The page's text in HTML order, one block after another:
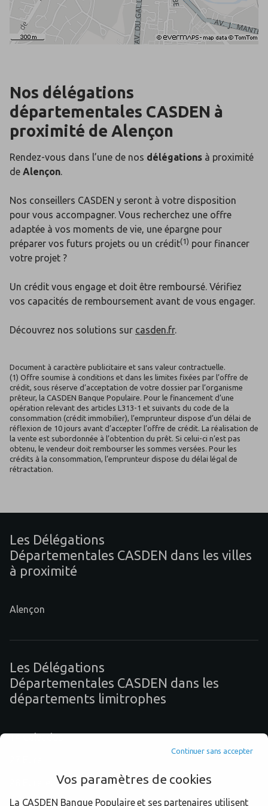
Nos délégations
départementales CASDEN à
proximité de Alençon
Rendez-vous dans l’une de nos délégations à proximité
de Alençon.
Nos conseillers CASDEN y seront à votre disposition
pour vous accompagner. Vous recherchez une offre
adaptée à vos moments de vie, une épargne pour
préparer vos futurs projets ou un crédit(1) pour financer
votre projet ?
Un crédit vous engage et doit être remboursé. Vérifiez
vos capacités de remboursement avant de vous engager.
Découvrez nos solutions sur casden.fr.
Document à caractère publicitaire et sans valeur contractuelle.
(1) Offre soumise à conditions et dans les limites fixées par l’offre de
crédit, sous réserve d’acceptation de votre dossier par l’organisme
prêteur, la CASDEN Banque Populaire. Pour le financement d’une
opération relevant des articles L313-1 et suivants du code de la
consommation (crédit immobilier), l’emprunteur dispose d’un délai de
réflexion de 10 jours avant d’accepter l’offre de crédit. La réalisation de
la vente est subordonnée à l’obtention du prêt. Si celui-ci n’est pas
obtenu, le vendeur doit rembourser les sommes versées. Pour les
crédits à la consommation, l’emprunteur dispose du délai légal de
rétractation.
Les Délégations
Départementales CASDEN dans les villes
à proximité
Alençon
Les Délégations
Départementales CASDEN dans les
départements limitrophes
14 Calvados
28 Eure-et-Loir
Continuer sans accepter
Vos paramètres de cookies
La CASDEN Banque Populaire et ses partenaires utilisent